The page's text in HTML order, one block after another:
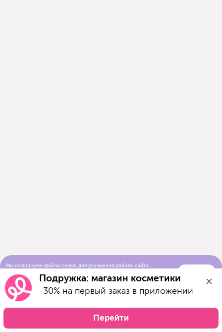
Мы используем файлы cookie для улучшения работы сайта.
использования cookie-файловПодружка: магазин косметики
-30% на первый заказ в приложении
Перейти